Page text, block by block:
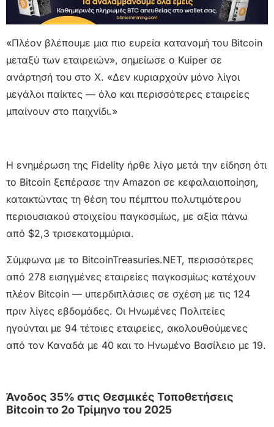
«Πλέον βλέπουμε μια πιο ευρεία κατανομή του Bitcoin
μεταξύ των εταιρειών», σημείωσε ο Kuiper σε
ανάρτησή του στο X. «Δεν κυριαρχούν μόνο λίγοι
μεγάλοι παίκτες — όλο και περισσότερες εταιρείες
μπαίνουν στο παιχνίδι.»
Η ενημέρωση της Fidelity ήρθε λίγο μετά την είδηση ότι
το Bitcoin ξεπέρασε την Amazon σε κεφαλαιοποίηση,
κατακτώντας τη θέση του πέμπτου πολυτιμότερου
περιουσιακού στοιχείου παγκοσμίως, με αξία πάνω
από $2,3 τρισεκατομμύρια.
Σύμφωνα με το BitcoinTreasuries.NET, περισσότερες
από 278 εισηγμένες εταιρείες παγκοσμίως κατέχουν
πλέον Bitcoin — υπερδιπλάσιες σε σχέση με τις 124
πριν λίγες εβδομάδες. Οι Ηνωμένες Πολιτείες
ηγούνται με 94 τέτοιες εταιρείες, ακολουθούμενες
από τον Καναδά με 40 και το Ηνωμένο Βασίλειο με 19.
Άνοδος 35% στις Θεσμικές Τοποθετήσεις
Bitcoin το 2ο Τρίμηνο του 2025